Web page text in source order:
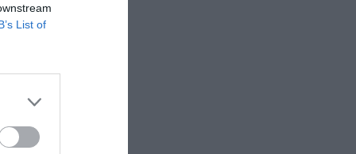
List of
εδώ!❯